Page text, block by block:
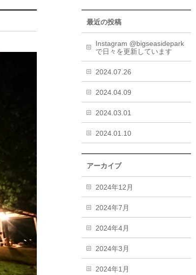
最近の投稿
Instagram @bigseasidepark
で日々を更新しています
2024.07.26
2024.04.09
2024.03.01
2024.01.10
アーカイブ
2024年12月
2024年7月
2024年4月
2024年3月
2024年1月